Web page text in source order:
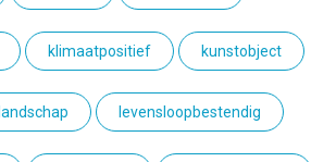
klimaatpositief kunstobject
landschap levensloopbestendig